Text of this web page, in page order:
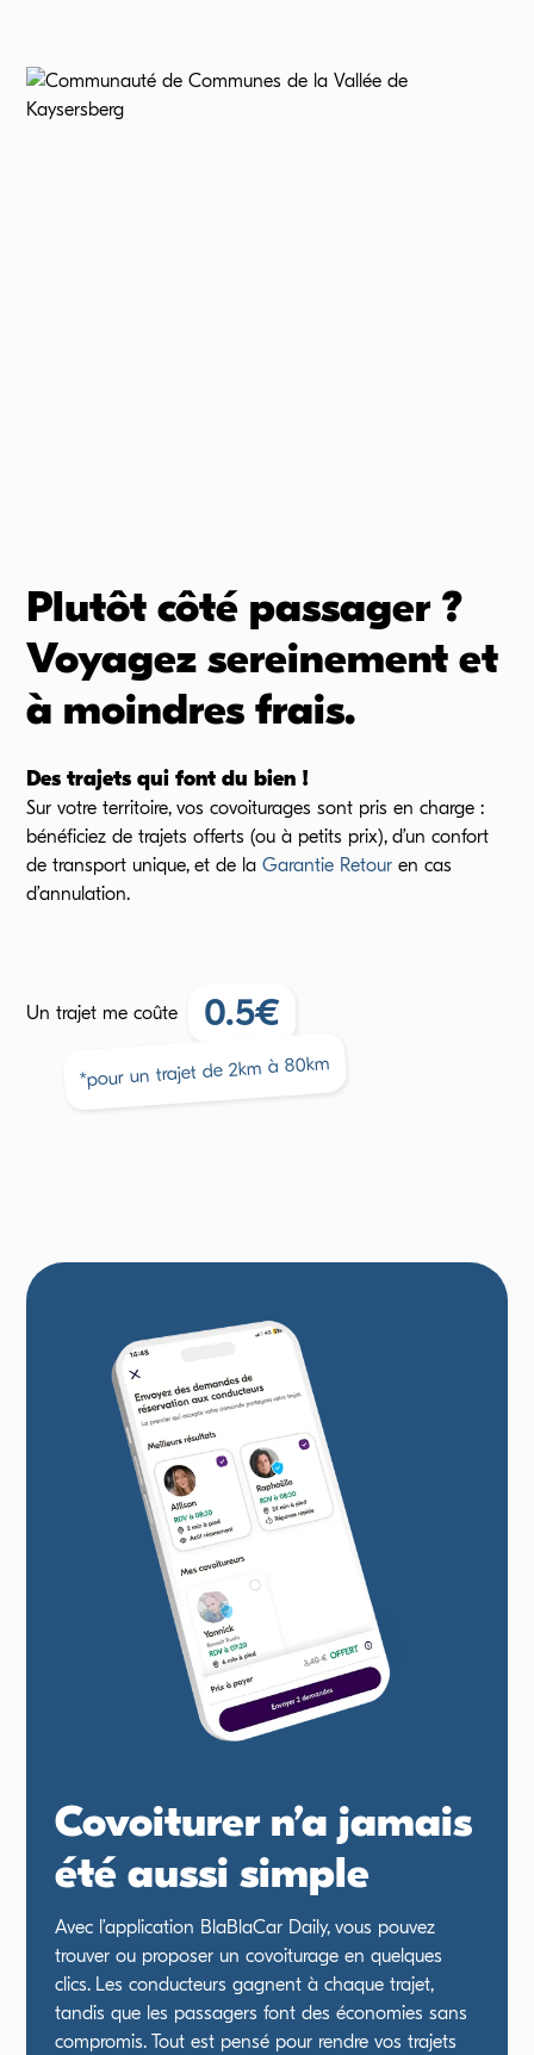
Plutôt côté passager ?
Voyagez sereinement et
à moindres frais.
Des trajets qui font du bien !
Sur votre territoire, vos covoiturages sont pris en charge :
bénéficiez de trajets offerts (ou à petits prix), d’un confort
de transport unique, et de laGarantie Retour en cas
d’annulation.
Un trajet me coûte 0.5€
*pour un trajet de2kmà80km
Covoiturer n’a jamais
été aussi simple
Avec l’application BlaBlaCar Daily, vous pouvez
trouver ou proposer un covoiturage en quelques
clics. Les conducteurs gagnent à chaque trajet,
tandis que les passagers font des économies sans
compromis. Tout est pensé pour rendre vos trajets